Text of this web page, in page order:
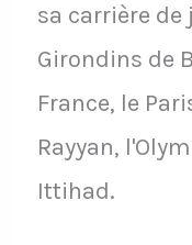
sa carrière
Girondins de
France, le
Rayyan,
Ittihad.